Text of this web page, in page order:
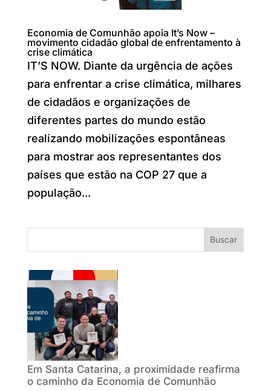
Economia de Comunhão apoia It’s Now –
movimento cidadão global de enfrentamento à
crise climática
IT’S NOW. Diante da urgência de ações
para enfrentar a crise climática, milhares
de cidadãos e organizações de
diferentes partes do mundo estão
realizando mobilizações espontâneas
para mostrar aos representantes dos
países que estão na COP 27 que a
população...
Buscar
Em Santa Catarina, a proximidade reafirma
o caminho da Economia de Comunhão